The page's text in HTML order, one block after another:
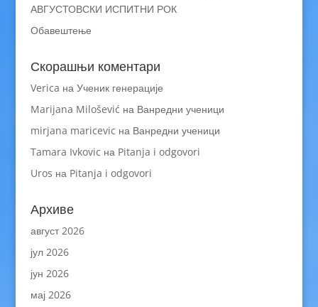
АВГУСТОВСКИ ИСПИТНИ РОК
Обавештење
Скорашњи коментари
Verica на Ученик генерације
Marijana Milošević на Ванредни ученици
mirjana maricevic на Ванредни ученици
Tamara Ivkovic на Pitanja i odgovori
Uros на Pitanja i odgovori
Архиве
август 2026
јул 2026
јун 2026
мај 2026